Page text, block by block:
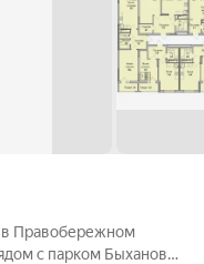
Правобережном
с парком Быханов